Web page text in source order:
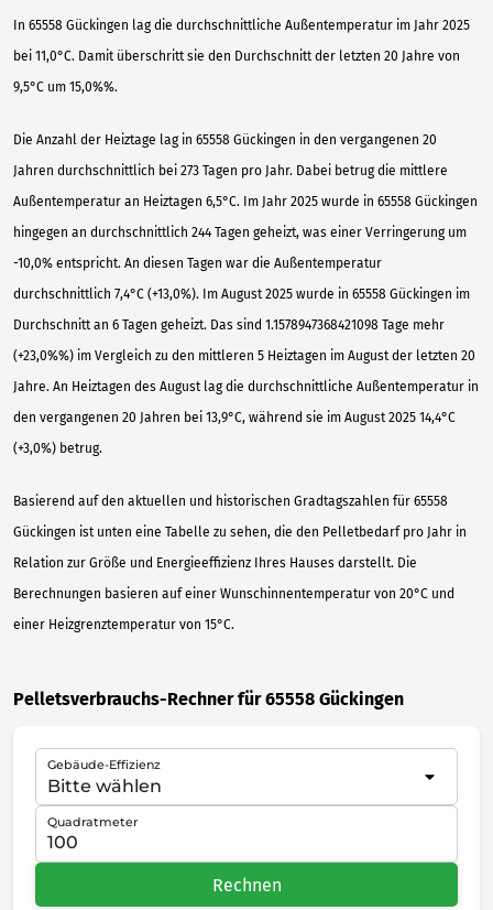
In 65558 Gückingen lag die durchschnittliche Außentemperatur im Jahr 2025
bei 11,0°C. Damit überschritt sie den Durchschnitt der letzten 20 Jahre von
9,5°C um 15,0%%.
Die Anzahl der Heiztage lag in 65558 Gückingen in den vergangenen 20
Jahren durchschnittlich bei 273 Tagen pro Jahr. Dabei betrug die mittlere
Außentemperatur an Heiztagen 6,5°C. Im Jahr 2025 wurde in 65558 Gückingen
hingegen an durchschnittlich 244 Tagen geheizt, was einer Verringerung um
-10,0% entspricht. An diesen Tagen war die Außentemperatur
durchschnittlich 7,4°C (+13,0%). Im August 2025 wurde in 65558 Gückingen im
Durchschnitt an 6 Tagen geheizt. Das sind 1.1578947368421098 Tage mehr
(+23,0%%) im Vergleich zu den mittleren 5 Heiztagen im August der letzten 20
Jahre. An Heiztagen des August lag die durchschnittliche Außentemperatur in
den vergangenen 20 Jahren bei 13,9°C, während sie im August 2025 14,4°C
(+3,0%) betrug.
Basierend auf den aktuellen und historischen Gradtagszahlen für 65558
Gückingen ist unten eine Tabelle zu sehen, die den Pelletbedarf pro Jahr in
Relation zur Größe und Energieeffizienz Ihres Hauses darstellt. Die
Berechnungen basieren auf einer Wunschinnentemperatur von 20°C und
einer Heizgrenztemperatur von 15°C.
Pelletsverbrauchs-Rechner für 65558 Gückingen
Gebäude-Effizienz
Quadratmeter
Rechnen